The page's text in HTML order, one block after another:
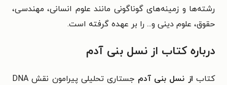
رشته‌ها و زمینه‌های گوناگونی مانند علوم انسانی، مهندسی،
حقوق، علوم دینی و... را بر عهده گرفته است.
درباره کتاب از نسل بنی آدم
کتاب از نسل بنی آدم
جستاری تحلیلی پیرامون نقش DNA